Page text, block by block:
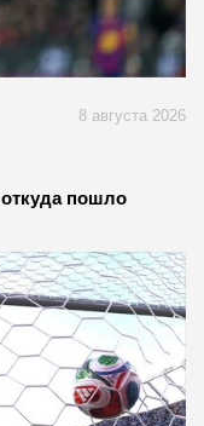
8 августа 2026
пошло